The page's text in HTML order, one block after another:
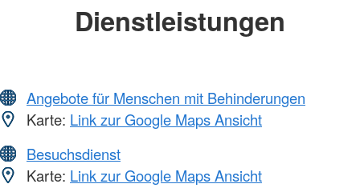
Dienstleistungen
Angebote für Menschen mit Behinderungen
Karte: Link zur Google Maps Ansicht
Besuchsdienst
Karte: Link zur Google Maps Ansicht